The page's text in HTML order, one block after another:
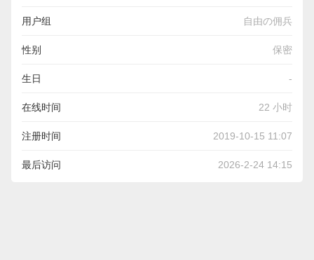
用户组 自由の佣兵
性别 保密
生日 -
在线时间 22 小时
注册时间 2019-10-15 11:07
最后访问 2026-2-24 14:15